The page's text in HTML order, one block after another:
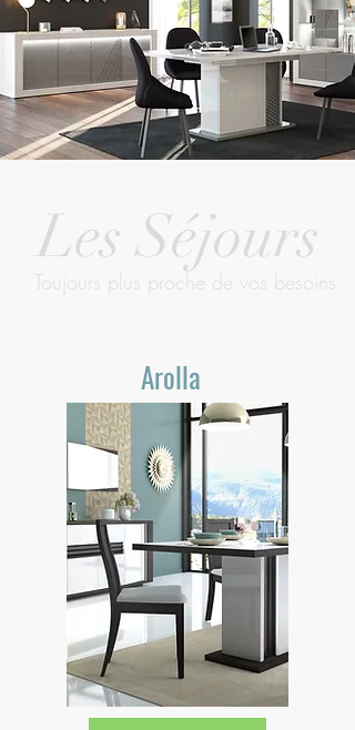
Les Séjours
Toujours plus proche de vos besoins
Arolla